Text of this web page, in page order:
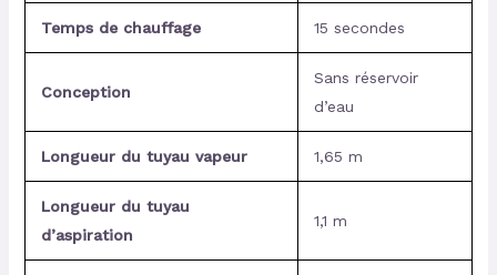
Temps de chauffage 15 secondes
Conception
Sans réservoir
d’eau
Longueur du tuyau vapeur 1,65 m
Longueur du tuyau
d’aspiration
1,1 m